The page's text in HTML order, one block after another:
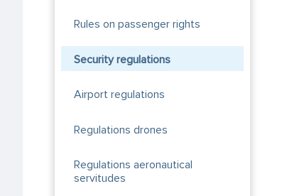
Rules on passenger rights
Security regulations
Airport regulations
Regulations drones
Regulations aeronautical
servitudes